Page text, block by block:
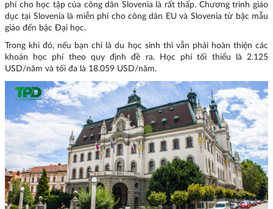
phí cho học tập của công dân Slovenia là rất thấp. Chương trình giáo
dục tại Slovenia là miễn phí cho công dân EU và Slovenia từ bậc mẫu
giáo đến bậc Đại học.
Trong khi đó, nếu bạn chỉ là du học sinh thì vẫn phải hoàn thiện các
khoản học phí theo quy định đề ra. Học phí tối thiểu là 2.125
USD/năm và tối đa là 18.059 USD/năm.